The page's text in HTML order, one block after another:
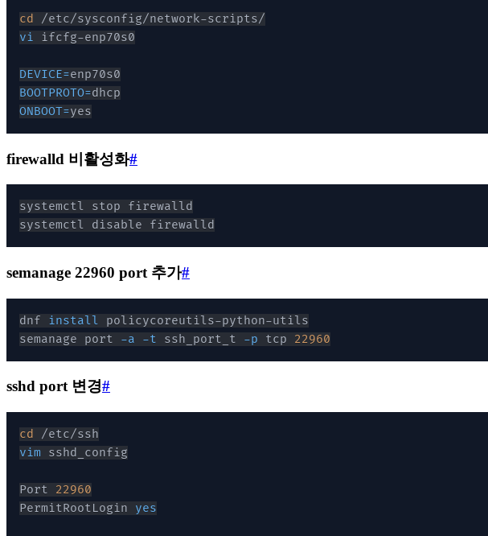
cd
vi
DEVICE=
BOOTPROTO=
ONBOOT=yes
firewalld 비활성화#
systemctl disable firewalld
semanage 22960 port 추가#
dnf install
semanage port -a -t ssh_port_t -p tcp 22960
sshd port 변경#
cd
vim
Port 22960
PermitRootLogin yes